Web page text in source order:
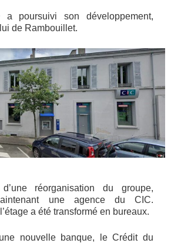
poursuivi son développement,
de Rambouillet.
réorganisation du groupe,
une agence du CIC.
a été transformé en bureaux.
nouvelle banque, le Crédit du